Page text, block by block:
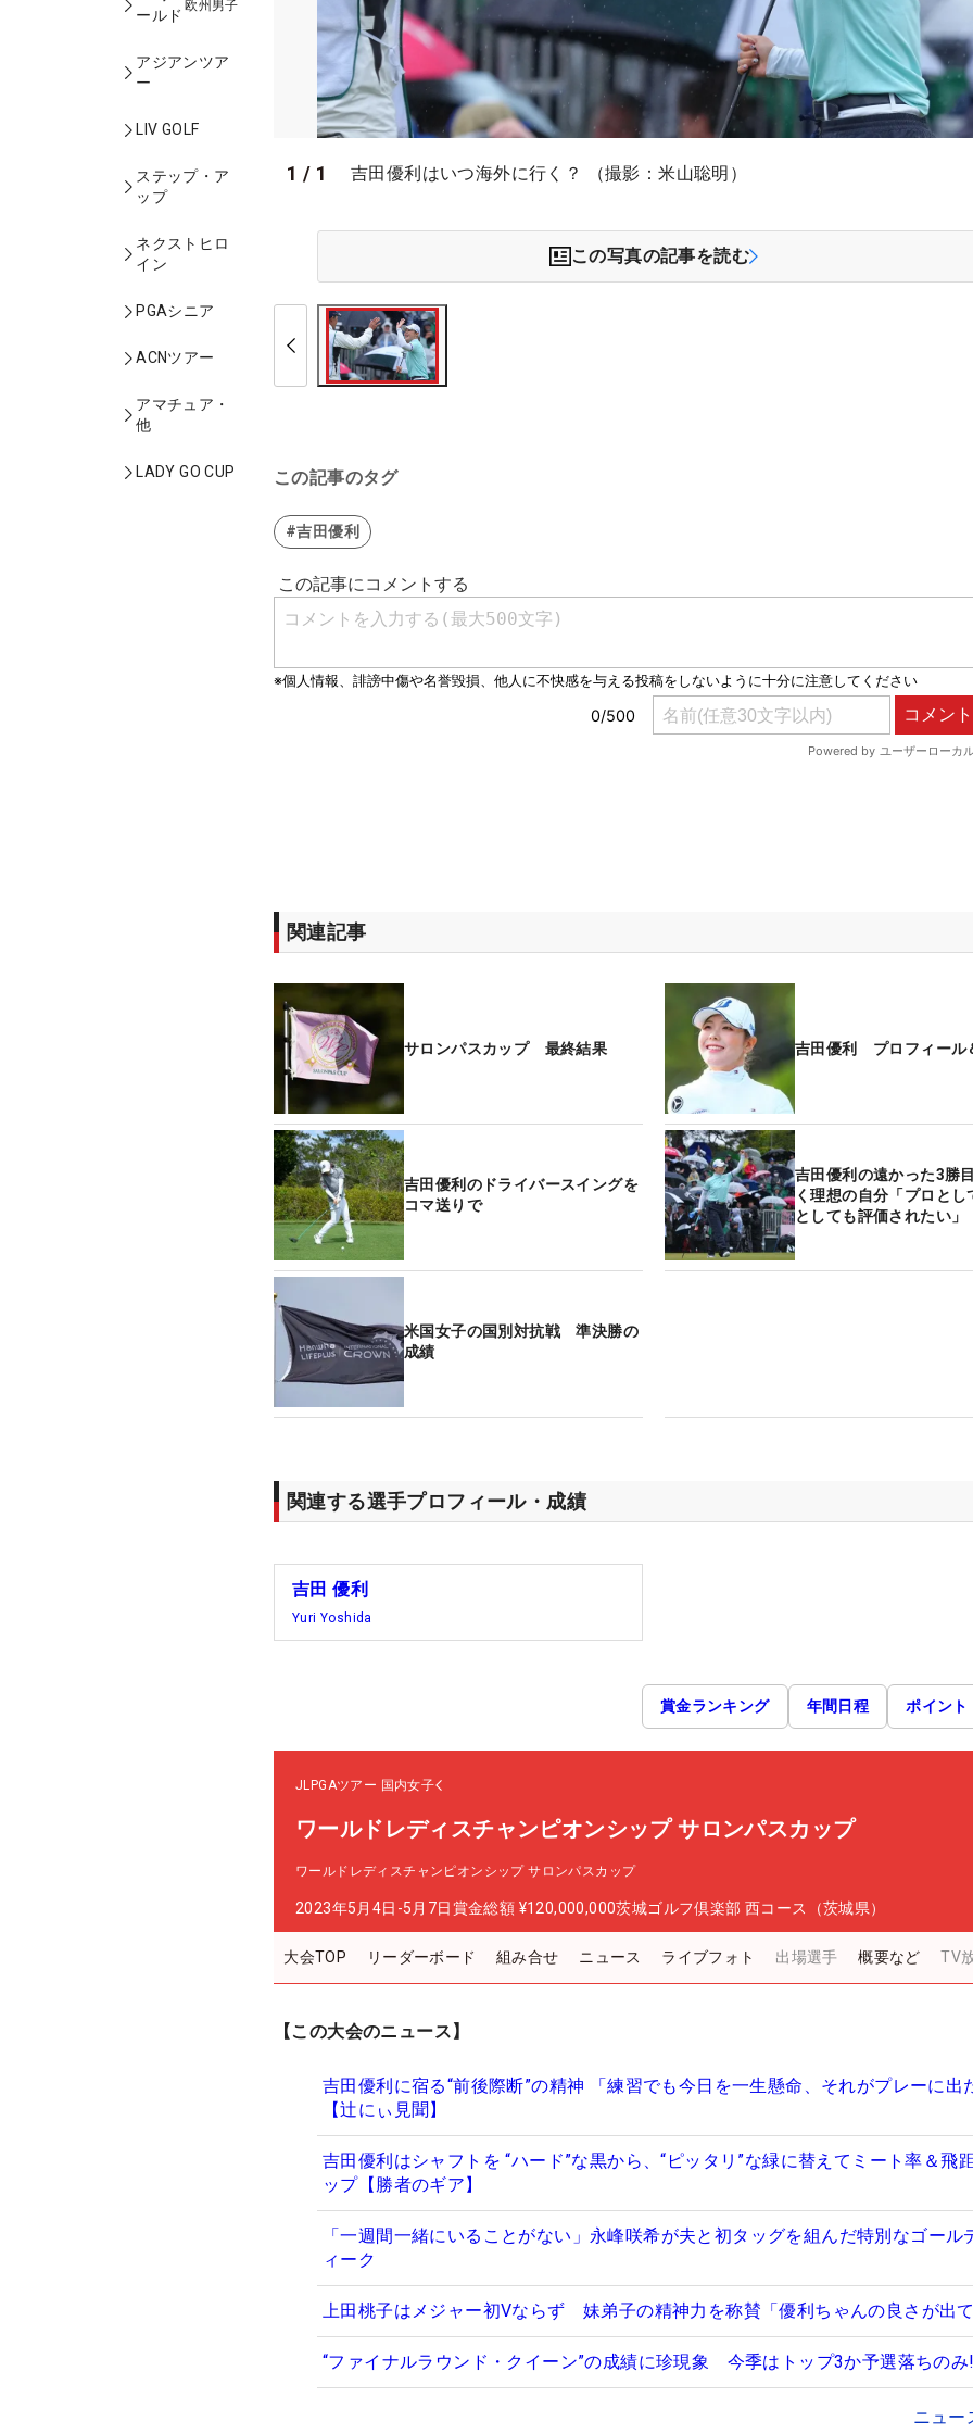
ールド
欧州男子
アジアンツア
ー
LIV GOLF
ステップ・ア
ップ
ネクストヒロ
イン
PGAシニア
ACNツアー
アマチュア・
他
LADY GO CUP
1 / 1 吉田優利はいつ海外に行く？ （撮影：米山聡明）
この写真の記事を読む
この記事のタグ
#吉田優利
関連記事
サロンパスカップ 最終結果 吉田優利 プロフィール
吉田優利のドライバースイングを
コマ送りで
吉田優利の遠かった3勝
く理想の自分「プロとし
としても評価されたい」
米国女子の国別対抗戦 準決勝の
成績
関連する選手プロフィール・成績
吉田 優利
Yuri Yoshida
賞金ランキング 年間日程 ポイント
JLPGAツアー 国内女子
ワールドレディスチャンピオンシップ サロンパスカップ
ワールドレディスチャンピオンシップ サロンパスカップ
2023年5月4日-5月7日賞金総額 ¥120,000,000茨城ゴルフ倶楽部 西コース（茨城県）
大会TOP リーダーボード 組み合せ ニュース ライブフォト 出場選手 概要など TV
【この大会のニュース】
吉田優利に宿る“前後際断”の精神 「練習でも今日を一生懸命、それがプレーに出
【辻にぃ見聞】
吉田優利はシャフトを “ハード”な黒から、“ピッタリ”な緑に替えてミート率＆飛
ップ【勝者のギア】
「一週間一緒にいることがない」永峰咲希が夫と初タッグを組んだ特別なゴール
ィーク
上田桃子はメジャー初Vならず 妹弟子の精神力を称賛「優利ちゃんの良さが出
“ファイナルラウンド・クイーン”の成績に珍現象 今季はトップ3か予選落ちのみ
ニュー